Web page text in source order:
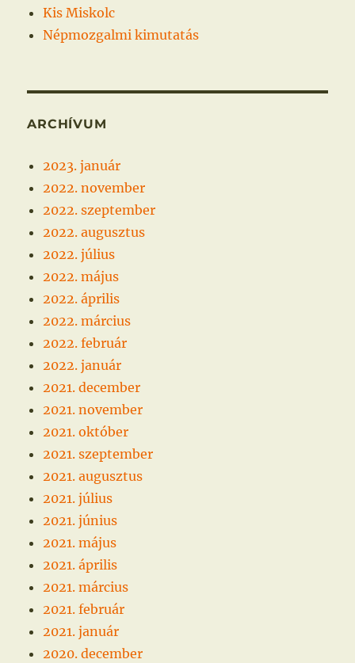
Kis Miskolc
Népmozgalmi kimutatás
ARCHÍVUM
2023. január
2022. november
2022. szeptember
2022. augusztus
2022. július
2022. május
2022. április
2022. március
2022. február
2022. január
2021. december
2021. november
2021. október
2021. szeptember
2021. augusztus
2021. július
2021. június
2021. május
2021. április
2021. március
2021. február
2021. január
2020. december